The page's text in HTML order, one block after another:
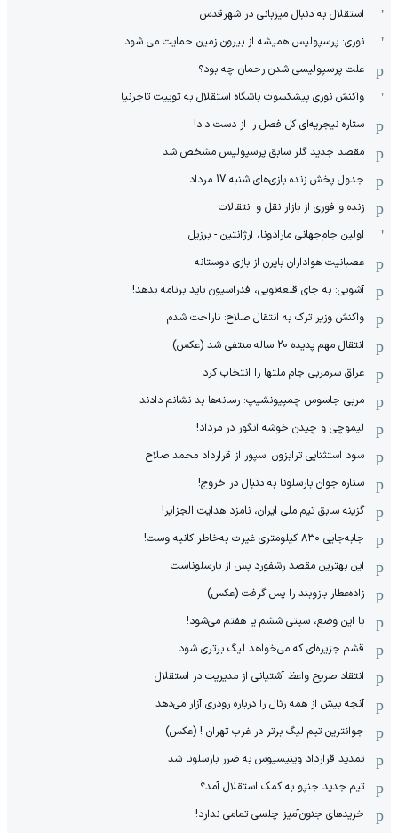
استقلال به دنبال میزبانی در شهرقدس
نوری: پرسپولیس همیشه از بیرون زمین حمایت می شود
علت پرسپولیسی شدن رحمان چه بود؟
واکنش نوری پیشکسوت باشگاه استقلال به توییت تاجرنیا
ستاره نیجریه‌ای کل فصل را از دست داد!
مقصد جدید گلر سابق پرسپولیس مشخص شد
جدول پخش زنده بازی‌های شنبه 17 مرداد
زنده و فوری از بازار نقل و انتقالات
اولین جام‌جهانی مارادونا، آرژانتین - برزیل
عصبانیت هواداران بایرن از بازی دوستانه
آشوبی: به جای قلعه‌نویی، فدراسیون باید برنامه بدهد!
واکنش وزیر ترک به انتقال صلاح: ناراحت شدم
انتقال مهم پدیده 20 ساله منتفی شد (عکس)
عراق سرمربی جام ملتها را انتخاب کرد
مربی جاسوس چمپیونشیپ: رسانه‌ها بد نشانم دادند
لیموچی و چیدن خوشه انگور در مرداد!
سود استثنایی ترابزون اسپور از قرارداد محمد صلاح
ستاره جوان بارسلونا به دنبال در خروج!
گزینه سابق تیم ملی ایران، نامزد هدایت الجزایر!
جابه‌جایی ۸۳۰ کیلومتری غیرت به‌خاطر کانیه وست!
این بهترین مقصد رشفورد پس از بارسلوناست
زاده‌عطار بازوبند را پس گرفت (عکس)
با این وضع، سیتی ششم یا هفتم می‌شود!
قشم جزیره‌ای که می‌خواهد لیگ برتری شود
انتقاد صریح واعظ آشتیانی از مدیریت در استقلال
آنچه بیش از همه رئال را درباره رودری آزار می‌دهد
جوانترین تیم لیگ برتر در غرب تهران ! (عکس)
تمدید قرارداد وینیسیوس به ضرر بارسلونا شد
تیم جدید جنپو به کمک استقلال آمد؟
خریدهای جنون‌آمیز چلسی تمامی ندارد!